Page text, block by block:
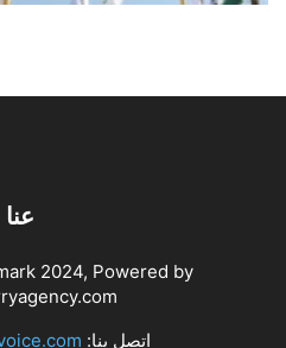
عنا
2024, Powered by
اتصل بنا: